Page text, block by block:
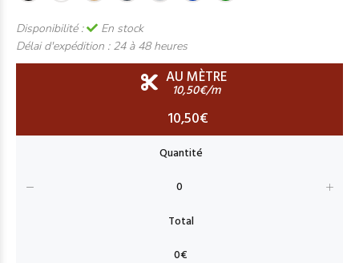
Disponibilité :
En stock
Délai d'expédition : 24 à 48 heures
AU MÈTRE
10,50€/m
10,50€